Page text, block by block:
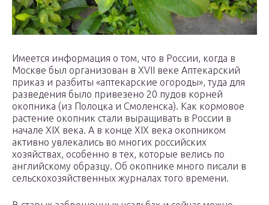
Имеется информация о том, что в России, когда в
Москве был организован в XVII веке Аптекарский
приказ и разбиты «аптекарские огороды», туда для
разведения было привезено 20 пудов корней
окопника (из Полоцка и Смоленска). Как кормовое
растение окопник стали выращивать в России в
начале XIX века. А в конце XIX века окопником
активно увлекались во многих российских
хозяйствах, особенно в тех, которые велись по
английскому образцу. Об окопнике много писали в
сельскохозяйственных журналах того времени.